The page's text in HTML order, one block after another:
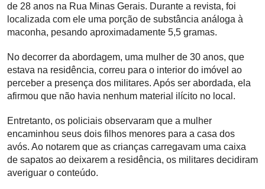
de 28 anos na Rua Minas Gerais. Durante a revista, foi
localizada com ele uma porção de substância análoga à
maconha, pesando aproximadamente 5,5 gramas.
No decorrer da abordagem, uma mulher de 30 anos, que
estava na residência, correu para o interior do imóvel ao
perceber a presença dos militares. Após ser abordada, ela
afirmou que não havia nenhum material ilícito no local.
Entretanto, os policiais observaram que a mulher
encaminhou seus dois filhos menores para a casa dos
avós. Ao notarem que as crianças carregavam uma caixa
de sapatos ao deixarem a residência, os militares decidiram
averiguar o conteúdo.